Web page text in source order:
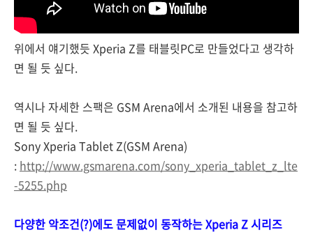
위에서 얘기했듯 Xperia Z를 태블릿PC로 만들었다고 생각하
면 될 듯 싶다.
역시나 자세한 스팩은 GSM Arena에서 소개된 내용을 참고하
면 될 듯 싶다.
Sony Xperia Tablet Z(GSM Arena)
: http://www.gsmarena.com/sony_xperia_tablet_z_lte
-5255.php
다양한 악조건(?)에도 문제없이 동작하는 Xperia Z 시리즈